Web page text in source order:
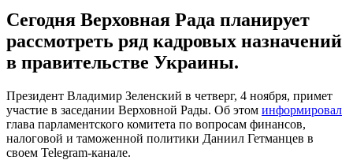
Сегодня Верховная Рада планирует
рассмотреть ряд кадровых назначений
в правительстве Украины.
Президент Владимир Зеленский в четверг, 4 ноября, примет
участие в заседании Верховной Рады. Об этом информировал
глава парламентского комитета по вопросам финансов,
налоговой и таможенной политики Даниил Гетманцев в
своем Telegram-канале.